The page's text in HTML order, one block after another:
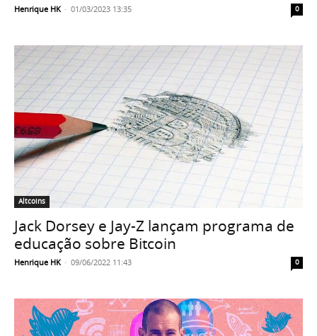
Henrique HK - 01/03/2023 13:35 0
Altcoins
Jack Dorsey e Jay-Z lançam programa de
educação sobre Bitcoin
Henrique HK - 09/06/2022 11:43 0